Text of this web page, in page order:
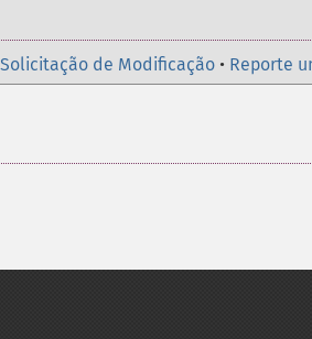
de Modificação • Reporte